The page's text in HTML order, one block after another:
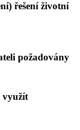
řešení životní
požadovány
využít